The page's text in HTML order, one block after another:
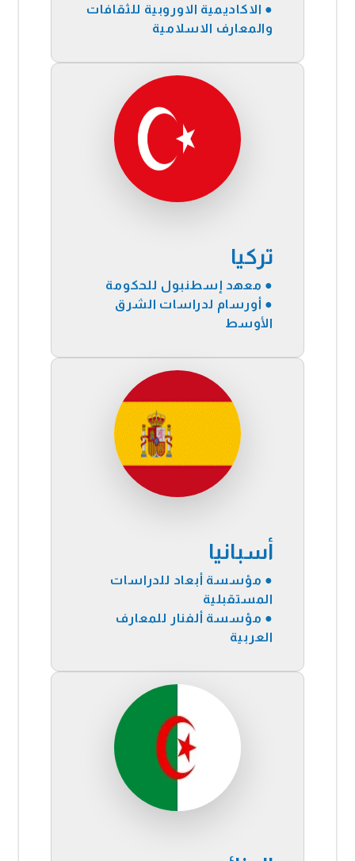
● الاكاديمية الاوروبية للثقافات
والمعارف الاسلامية
تركيا
● معهد إسطنبول للحكومة
● أورسام لدراسات الشرق
الأوسط
أسبانيا
● مؤسسة أبعاد للدراسات
المستقبلية
● مؤسسة ألفنار للمعارف
العربية